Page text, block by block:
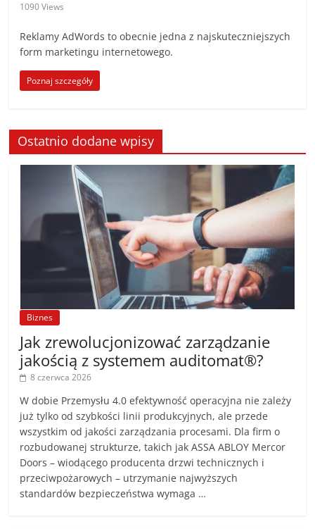
1090 Views
Reklamy AdWords to obecnie jedna z najskuteczniejszych
form marketingu internetowego.
Poznaj szczegóły
Ostatnio dodane wpisy
Biznes
Jak zrewolucjonizować zarządzanie
jakością z systemem auditomat®?
8 czerwca 2026
W dobie Przemysłu 4.0 efektywność operacyjna nie zależy
już tylko od szybkości linii produkcyjnych, ale przede
wszystkim od jakości zarządzania procesami. Dla firm o
rozbudowanej strukturze, takich jak ASSA ABLOY Mercor
Doors – wiodącego producenta drzwi technicznych i
przeciwpożarowych – utrzymanie najwyższych
standardów bezpieczeństwa wymaga …